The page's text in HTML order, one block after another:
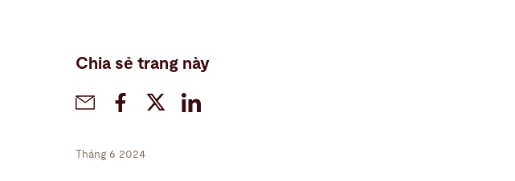
Chia sẻ trang này
Tháng 6 2024